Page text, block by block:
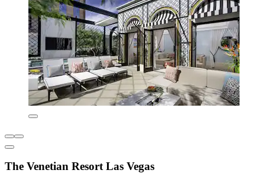
The Venetian Resort Las Vegas